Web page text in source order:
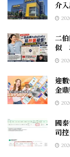
介
二
似
迎
金
國
司